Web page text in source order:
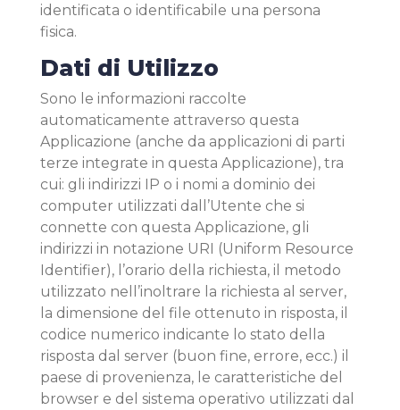
identificata o identificabile una persona
fisica.
Dati di Utilizzo
Sono le informazioni raccolte
automaticamente attraverso questa
Applicazione (anche da applicazioni di parti
terze integrate in questa Applicazione), tra
cui: gli indirizzi IP o i nomi a dominio dei
computer utilizzati dall’Utente che si
connette con questa Applicazione, gli
indirizzi in notazione URI (Uniform Resource
Identifier), l’orario della richiesta, il metodo
utilizzato nell’inoltrare la richiesta al server,
la dimensione del file ottenuto in risposta, il
codice numerico indicante lo stato della
risposta dal server (buon fine, errore, ecc.) il
paese di provenienza, le caratteristiche del
browser e del sistema operativo utilizzati dal